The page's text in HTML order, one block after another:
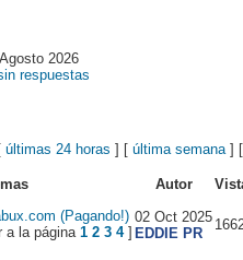
2026
respuestas
últimas 24 horas ] [ última semana]
Autor
(Pagando!)
1 2 3 4]
02 Oct 2025
EDDIE PR